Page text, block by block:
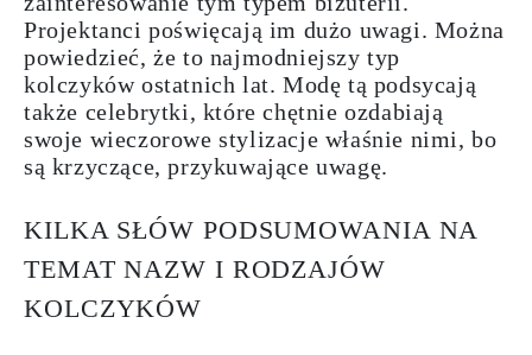
Projektanci poświęcają im dużo uwagi. Można
powiedzieć, że to najmodniejszy typ
kolczykówostatnich lat. Modę tą podsycają
także celebrytki, które chętnie ozdabiają
swoje wieczorowe stylizacje właśnie nimi, bo
są krzyczące, przykuwające uwagę.
KILKA SŁÓW PODSUMOWANIA NA
TEMAT NAZW I RODZAJÓW
KOLCZYKÓW